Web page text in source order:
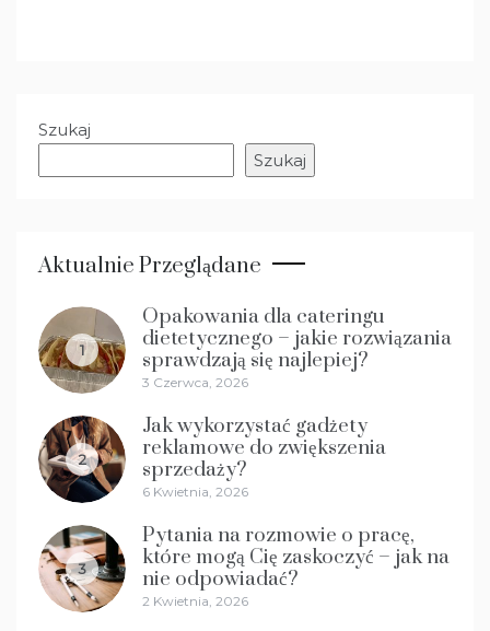
Szukaj
Szukaj
Aktualnie Przeglądane
1
Opakowania dla cateringu
dietetycznego – jakie rozwiązania
sprawdzają się najlepiej?
3 Czerwca, 2026
2
Jak wykorzystać gadżety
reklamowe do zwiększenia
sprzedaży?
6 Kwietnia, 2026
3
Pytania na rozmowie o pracę,
które mogą Cię zaskoczyć – jak na
nie odpowiadać?
2 Kwietnia, 2026